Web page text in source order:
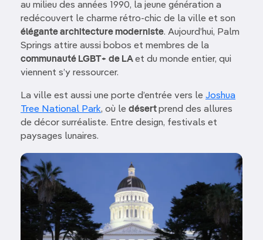
au milieu des années 1990, la jeune génération a
redécouvert le charme rétro-chic de la ville et son
élégante architecture moderniste. Aujourd’hui, Palm
Springs attire aussi bobos et membres de la
communauté LGBT+ de LAet du monde entier, qui
viennent s’y ressourcer.
La ville est aussi une porte d’entrée vers le Joshua
Tree National Park, où le désertprend des allures
de décor surréaliste. Entre design, festivals et
paysages lunaires.
Image